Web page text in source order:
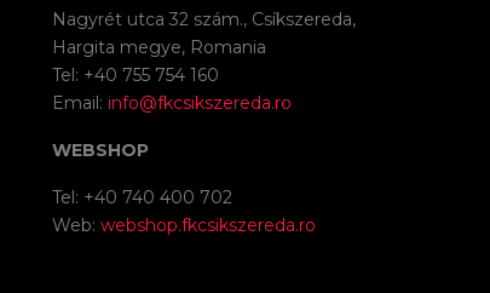
Nagyrét utca 32 szám., Csíkszereda,
Hargita megye, Romania
Tel: +40 755 754 160
Email: info@fkcsikszereda.ro
WEBSHOP
Tel: +40 740 400 702
Web: webshop.fkcsikszereda.ro